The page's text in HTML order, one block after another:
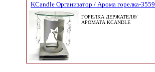
KCandle Организатор / Арома горелка-3559
ГОРЕЛКА ДЕРЖАТЕЛЯ/
АРОМАТА KCANDLE